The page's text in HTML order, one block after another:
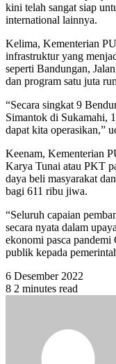
kini telah sangat siap
international lainnya.
Kelima, Kementerian
infrastruktur yang
seperti Bandungan,
dan program satu juta
“Secara singkat 9
Simantok di Sukamahi,
dapat kita operasikan,”
Keenam, Kementerian
Karya Tunai atau PKT
daya beli masyarakat
bagi 611 ribu jiwa.
“Seluruh capaian
secara nyata dalam
ekonomi pasca pandemi
publik kepada
6 Desember 2022
8 2 minutes read